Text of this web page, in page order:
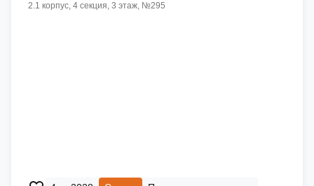
2.1 корпус, 4 секция, 3 этаж, №295